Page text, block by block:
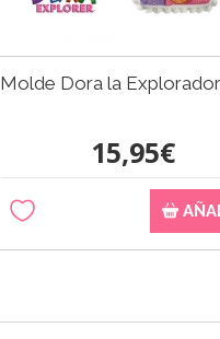
Molde Dora la
15,95€